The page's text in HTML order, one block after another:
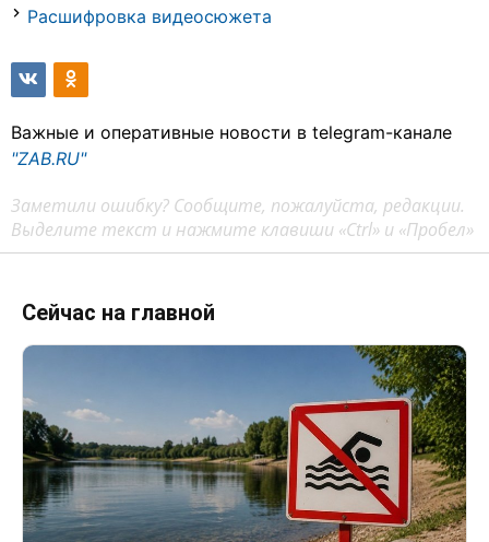
Расшифровка видеосюжета
Важные и оперативные новости в telegram-канале
"ZAB.RU"
Заметили ошибку? Сообщите, пожалуйста, редакции.
Выделите текст и нажмите клавиши «Ctrl» и «Пробел»
Сейчас на главной